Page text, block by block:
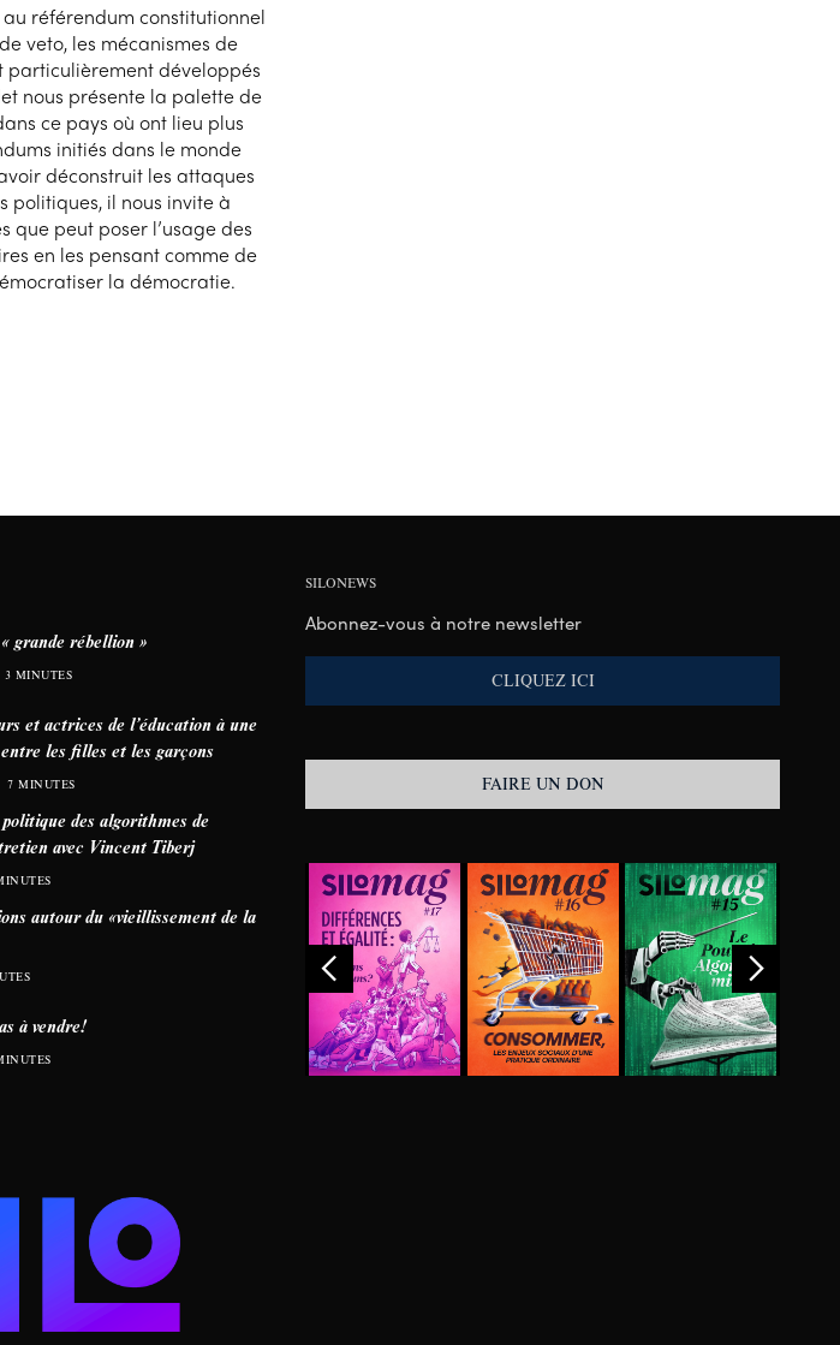
référendum constitutionnel
veto, les mécanismes de
développés
nous présente la palette de
ce pays où ont lieu plus
initiés dans le monde
déconstruit les attaques
politiques, il nous invite à
que peut poser l’usage des
en les pensant comme de
la démocratie.
grande rébellion »
3 MINUTES
et actrices de l’éducation à une
les filles et les garçons
7 MINUTES
des algorithmes de
avec Vincent Tiberj
autour du «vieillissement de la
à vendre!
SILONEWS
Abonnez-vous à notre newsletter
CLIQUEZ ICI
FAIRE UN DON